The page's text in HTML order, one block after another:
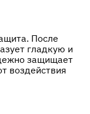
После
гладкую и
защищает
воздействия